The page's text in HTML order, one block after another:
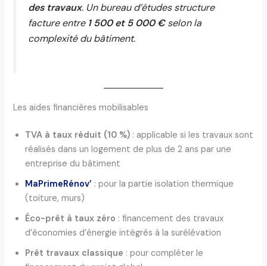
des travaux. Un bureau d’études structure
facture entre 1 500 et 5 000 €selon la
complexité du bâtiment.
Les aides financières mobilisables
TVA à taux réduit (10 %) : applicable si les travaux sont
réalisés dans un logement de plus de 2 ans par une
entreprise du bâtiment
MaPrimeRénov’ : pour la partie isolation thermique
(toiture, murs)
Éco-prêt à taux zéro : financement des travaux
d’économies d’énergie intégrés à la surélévation
Prêt travaux classique : pour compléter le